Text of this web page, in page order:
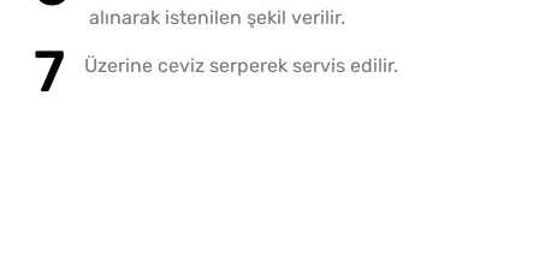
alınarak istenilen şekil verilir.
Üzerine ceviz serperek servis edilir.